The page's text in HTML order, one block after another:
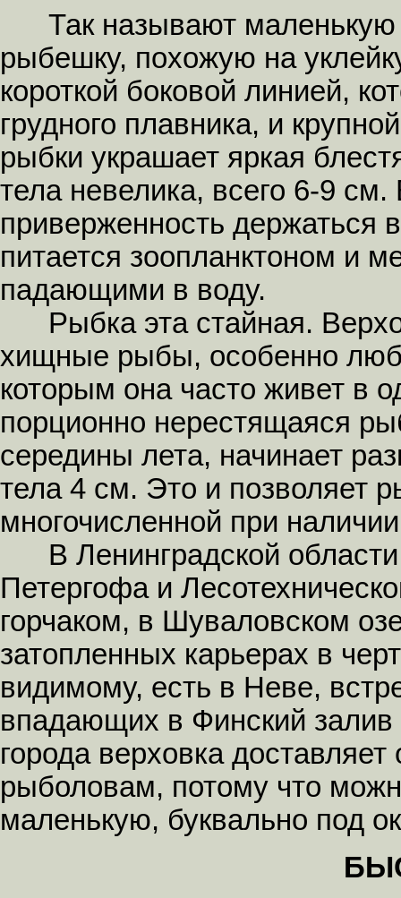
Так называют маленькую
рыбешку, похожую на
короткой боковой линией,
грудного плавника, и
рыбки украшает яркая
тела невелика, всего 6-9 см.
приверженность держаться
питается зоопланктоном и
падающими в воду.
Рыбка эта стайная.
хищные рыбы, особенно
которым она часто живет в
порционно нерестящаяся
середины лета, начинает
тела 4 см. Это и позволяет
многочисленной при
В Ленинградской области
Петергофа и
горчаком, в Шуваловском
затопленных карьерах в
видимому, есть в Неве,
впадающих в Финский
города верховка
рыболовам, потому что
маленькую, буквально под